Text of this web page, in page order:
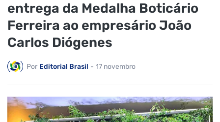
entrega da Medalha Boticário
Ferreira ao empresário João
Carlos Diógenes
Por Editorial Brasil - 17 novembro